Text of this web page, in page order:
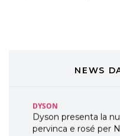
NEWS
WELLNESS
DYSON
Dyson presenta la
pervinca e rosé per